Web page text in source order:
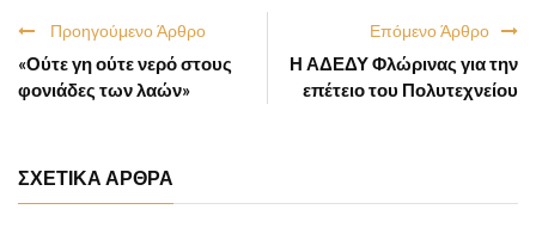
Επόμενο Άρθρο
Η ΑΔΕΔΥ Φλώρινας για την
επέτειο του Πολυτεχνείου
Προηγούμενο Άρθρο
«Ούτε γη ούτε νερό στους
φονιάδες των λαών»
ΣΧΕΤΙΚΑ ΑΡΘΡΑ